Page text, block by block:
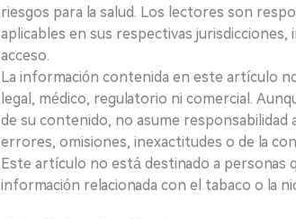
riesgos para la salud. Los lectores son
aplicables en sus respectivas jurisdicciones,
acceso.
La información contenida en este artículo
legal, médico, regulatorio ni comercial.
de su contenido, no asume responsabilidad
errores, omisiones, inexactitudes o de la
Este artículo no está destinado a personas
información relacionada con el tabaco o la